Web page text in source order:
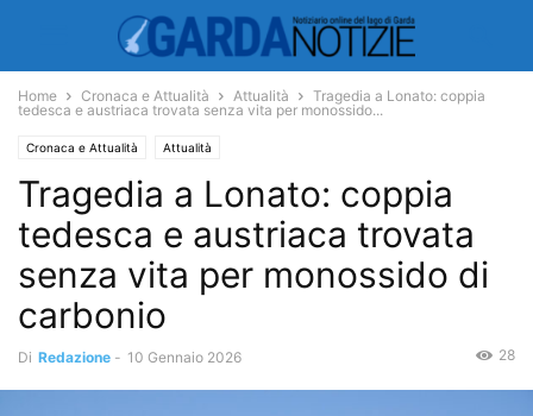
Home Cronaca e Attualità Attualità
Tragedia a Lonato: coppia
tedesca e austriaca trovata senza vita per monossido...
Cronaca e Attualità Attualità
Tragedia a Lonato: coppia
tedesca e austriaca trovata
senza vita per monossido di
carbonio
Di Redazione - 10 Gennaio 2026 28